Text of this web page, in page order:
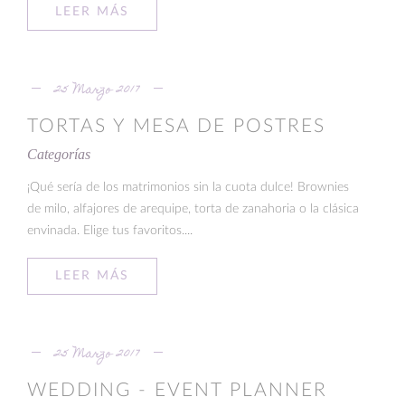
LEER MÁS
25 Marzo 2017
TORTAS Y MESA DE POSTRES
Categorías
¡Qué sería de los matrimonios sin la cuota dulce! Brownies
de milo, alfajores de arequipe, torta de zanahoria o la clásica
envinada. Elige tus favoritos....
LEER MÁS
25 Marzo 2017
WEDDING - EVENT PLANNER